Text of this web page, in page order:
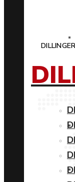
DILLINGER